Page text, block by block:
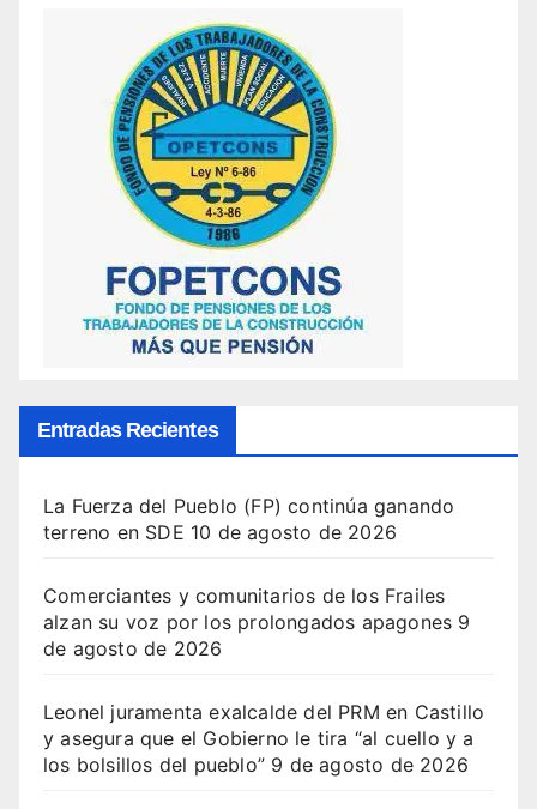
Entradas Recientes
La Fuerza del Pueblo (FP) continúa ganando
terreno en SDE 10 de agosto de 2026
Comerciantes y comunitarios de los Frailes
alzan su voz por los prolongados apagones 9
de agosto de 2026
Leonel juramenta exalcalde del PRM en Castillo
y asegura que el Gobierno le tira “al cuello y a
los bolsillos del pueblo” 9 de agosto de 2026